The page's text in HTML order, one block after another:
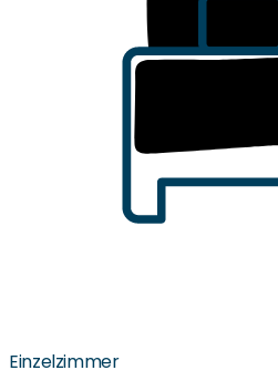
Einzelzimmer